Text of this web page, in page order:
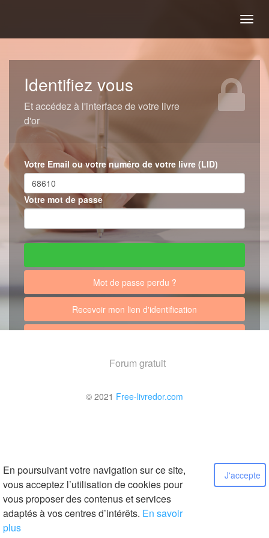
En poursuivant votre navigation sur ce site,
vous acceptez l’utilisation de cookies pour
vous proposer des contenus et services
adaptés à vos centres d’intérêts. En savoir
plus
J'accepte
Identifiez vous
Et accédez à l'interface de votre livre
d'or
Votre Email ou votre numéro de votre livre (LID)
Votre mot de passe
Mot de passe perdu ?
Recevoir mon lien d'identification
Forum gratuit
© 2021 Free-livredor.com